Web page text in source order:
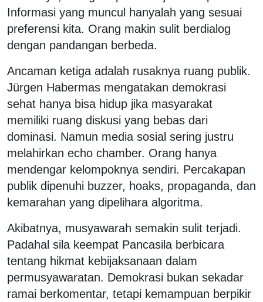
Informasi yang muncul hanyalah yang sesuai
preferensi kita. Orang makin sulit berdialog
dengan pandangan berbeda.
Ancaman ketiga adalah rusaknya ruang publik.
Jürgen Habermas mengatakan demokrasi
sehat hanya bisa hidup jika masyarakat
memiliki ruang diskusi yang bebas dari
dominasi. Namun media sosial sering justru
melahirkan echo chamber. Orang hanya
mendengar kelompoknya sendiri. Percakapan
publik dipenuhi buzzer, hoaks, propaganda, dan
kemarahan yang dipelihara algoritma.
Akibatnya, musyawarah semakin sulit terjadi.
Padahal sila keempat Pancasila berbicara
tentang hikmat kebijaksanaan dalam
permusyawaratan. Demokrasi bukan sekadar
ramai berkomentar, tetapi kemampuan berpikir